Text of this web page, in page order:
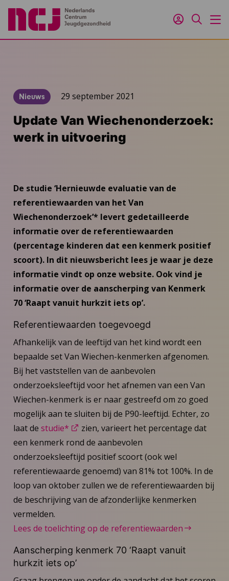
Inloggen
Zoeken
Nieuws 29 september 2021
Update Van Wiechenonderzoek:
werk in uitvoering
De studie ‘Hernieuwde evaluatie van de
referentiewaarden van het Van
Wiechenonderzoek’* levert gedetailleerde
informatie over de referentiewaarden
(percentage kinderen dat een kenmerk positief
scoort). In dit nieuwsbericht lees je waar je deze
informatie vindt op onze website. Ook vind je
informatie over de aanscherping van Kenmerk
70 ‘Raapt vanuit hurkzit iets op’.
Referentiewaarden toegevoegd
Afhankelijk van de leeftijd van het kind wordt een
bepaalde set Van Wiechen-kenmerken afgenomen.
Bij het vaststellen van de aanbevolen
onderzoeksleeftijd voor het afnemen van een Van
Wiechen-kenmerk is er naar gestreefd om zo goed
mogelijk aan te sluiten bij de P90-leeftijd. Echter, zo
laat de studie*
zien, varieert het percentage dat
een kenmerk rond de aanbevolen
onderzoeksleeftijd positief scoort (ook wel
referentiewaarde genoemd) van 81% tot 100%. In de
loop van oktober zullen we de referentiewaarden bij
de beschrijving van de afzonderlijke kenmerken
vermelden.
Lees de toelichting op de referentiewaarden
Aanscherping kenmerk 70 ‘Raapt vanuit
hurkzit iets op’